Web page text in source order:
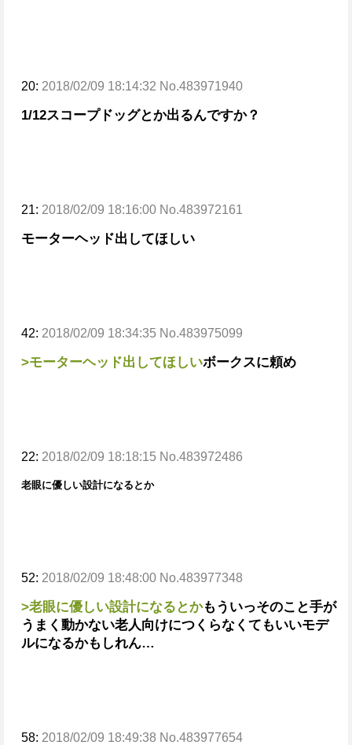
20: 2018/02/09 18:14:32 No.483971940
1/12スコープドッグとか出るんですか？
21: 2018/02/09 18:16:00 No.483972161
モーターヘッド出してほしい
42: 2018/02/09 18:34:35 No.483975099
>モーターヘッド出してほしいボークスに頼め
22: 2018/02/09 18:18:15 No.483972486
老眼に優しい設計になるとか
52: 2018/02/09 18:48:00 No.483977348
>老眼に優しい設計になるとかもういっそのこと手が
うまく動かない老人向けにつくらなくてもいいモデ
ルになるかもしれん…
58: 2018/02/09 18:49:38 No.483977654